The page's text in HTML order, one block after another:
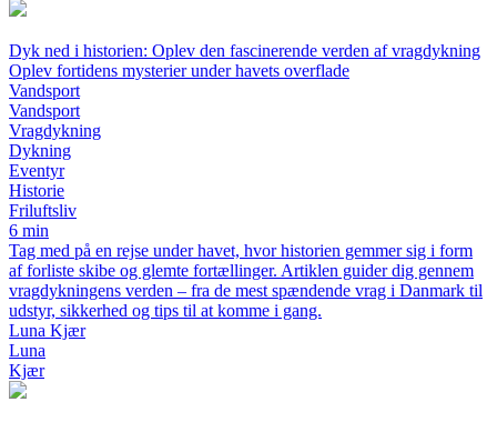
Dyk ned i historien: Oplev den fascinerende verden af vragdykning
Oplev fortidens mysterier under havets overflade
Vandsport
Vandsport
Vragdykning
Dykning
Eventyr
Historie
Friluftsliv
6 min
Tag med på en rejse under havet, hvor historien gemmer sig i form
af forliste skibe og glemte fortællinger. Artiklen guider dig gennem
vragdykningens verden – fra de mest spændende vrag i Danmark til
udstyr, sikkerhed og tips til at komme i gang.
Luna Kjær
Luna
Kjær